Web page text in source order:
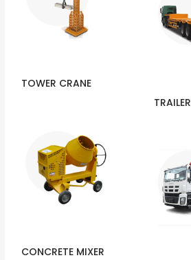
TOWER CRANE
CONCRETE MIXER
TRAILER